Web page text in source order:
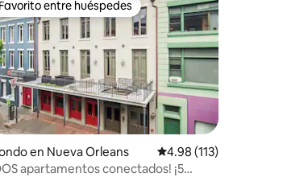
4.94 de 5, 211 reseñas
Favorito entre huéspedes
Favorito entre huéspedes
en Nueva Orleans Calificación promedio:
4.98 (113)
apartamentos conectados! ¡5